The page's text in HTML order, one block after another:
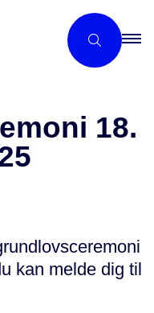
18.
kan melde dig til